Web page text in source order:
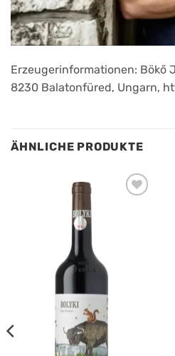
Erzeugerinformationen: Bökő
8230 Balatonfüred, Ungarn,
ÄHNLICHE PRODUKTE